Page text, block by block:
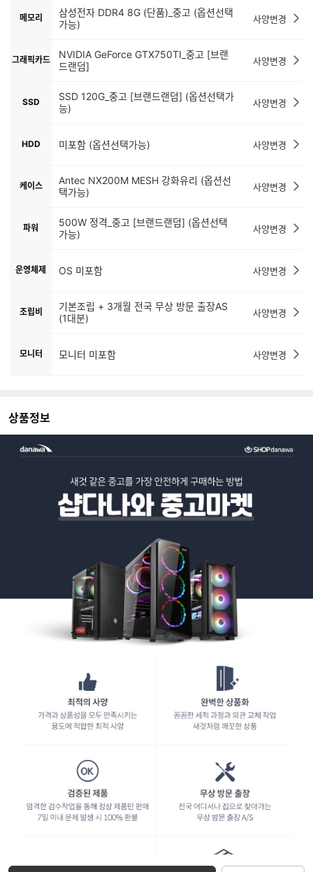
메모리
삼성전자 DDR4 8G (단품)_중고 (옵션선택
가능)
사양변경
그래픽카드
NVIDIA GeForce GTX750TI_중고 [브랜
드랜덤]
사양변경
SSD
SSD 120G_중고 [브랜드랜덤] (옵션선택가
능)
사양변경
HDD 미포함 (옵션선택가능) 사양변경
케이스
Antec NX200M MESH 강화유리 (옵션선
택가능)
사양변경
파워
500W 정격_중고 [브랜드랜덤] (옵션선택
가능)
사양변경
운영체제 OS 미포함 사양변경
조립비
기본조립 + 3개월 전국 무상 방문 출장AS
(1대분)
사양변경
모니터 모니터 미포함 사양변경
상품정보